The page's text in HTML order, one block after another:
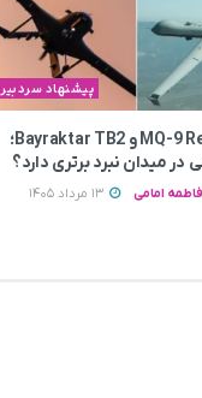
پیشنهاد سردبیر
مقایسه MQ-9 Reaper و Bayraktar TB2؛
در میدان نبرد برتری دارد؟
فاطمه امامی